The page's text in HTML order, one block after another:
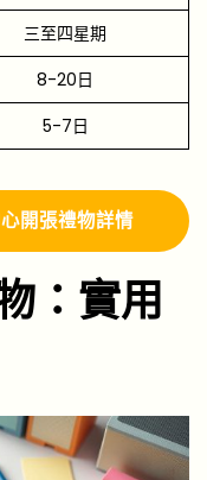
三至四星期
8-20日
5-7日
開張禮物詳情
：實用